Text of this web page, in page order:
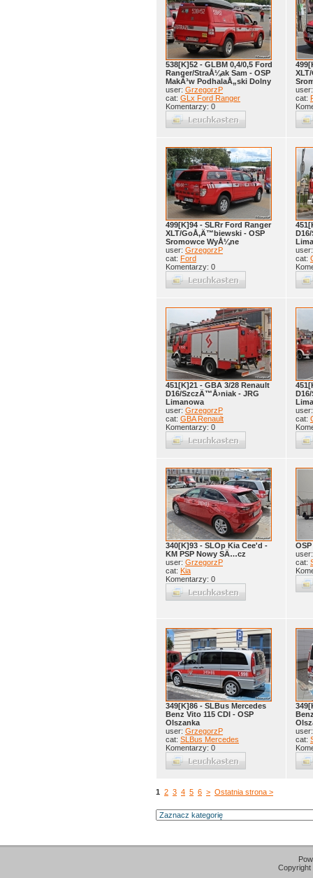
538[K]52 - GLBM 0,4/0,5 Ford
Ranger/StraÅ¼ak Sam - OSP
MakÃ³w PodhalaÅ„ski Dolny
user: GrzegorzP
cat: GLx Ford Ranger
Komentarzy: 0
cat:
499[K]94 - SLRr Ford Ranger
XLT/GoÅ‚Ä™biewski - OSP
Sromowce WyÅ¼ne
user: GrzegorzP
cat: Ford
Komentarzy: 0
cat:
451[K]21 - GBA 3/28 Renault
D16/SzczÄ™Å›niak - JRG
Limanowa
user: GrzegorzP
cat: GBA Renault
Komentarzy: 0
cat:
340[K]93 - SLOp Kia Cee'd -
KM PSP Nowy SÄ…cz
user: GrzegorzP
cat: Kia
Komentarzy: 0
cat:
349[K]86 - SLBus Mercedes
Benz Vito 115 CDI - OSP
Olszanka
user: GrzegorzP
cat: SLBus Mercedes
Komentarzy: 0
cat:
1 2 3 4 5 6 > Ostatnia strona >